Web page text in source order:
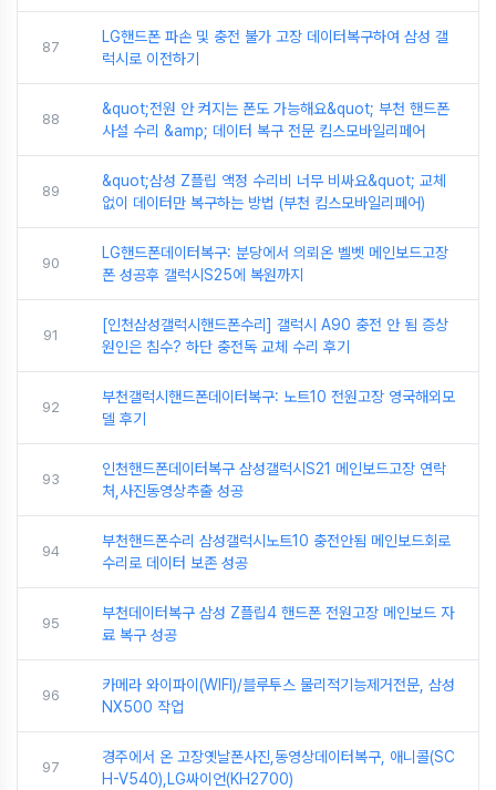
87
LG핸드폰 파손 및 충전 불가 고장 데이터복구하여 삼성 갤
럭시로 이전하기
88
&quot;전원 안 켜지는 폰도 가능해요&quot; 부천 핸드폰
사설 수리 &amp; 데이터 복구 전문 킴스모바일리페어
89
&quot;삼성 Z플립 액정 수리비 너무 비싸요&quot; 교체
없이 데이터만 복구하는 방법 (부천 킴스모바일리페어)
90
LG핸드폰데이터복구: 분당에서 의뢰온 벨벳 메인보드고장
폰 성공후 갤럭시S25에 복원까지
91
[인천삼성갤럭시핸드폰수리] 갤럭시 A90 충전 안 됨 증상
원인은 침수? 하단 충전독 교체 수리 후기
92
부천갤럭시핸드폰데이터복구: 노트10 전원고장 영국해외모
델 후기
93
인천핸드폰데이터복구 삼성갤럭시S21 메인보드고장 연락
처,사진동영상추출 성공
94
부천핸드폰수리 삼성갤럭시노트10 충전안됨 메인보드회로
수리로 데이터 보존 성공
95
부천데이터복구 삼성 Z플립4 핸드폰 전원고장 메인보드 자
료 복구 성공
96
카메라 와이파이(WIFI)/블루투스 물리적기능제거전문, 삼성
NX500 작업
97
경주에서 온 고장옛날폰사진,동영상데이터복구, 애니콜(SC
H-V540),LG싸이언(KH2700)